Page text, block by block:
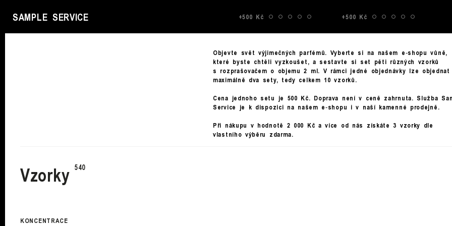
SAMPLE SERVICE +500 Kč +500 Kč
Objevte svět výjimečných parfémů. Vyberte si na našem e‑shopu vůně,
které byste chtěli vyzkoušet, a sestavte si set pěti různých vzorků
s rozprašovačem o objemu 2 ml. V rámci jedné objednávky lze objednat
maximálně dva sety, tedy celkem 10 vzorků.
Cena jednoho setu je 500 Kč. Doprava není v ceně zahrnuta. Služba
Service je k dispozici na našem e‑shopu i v naší kamenné prodejně.
Při nákupu v hodnotě 2 000 Kč a více od nás získáte 3 vzorky dle
vlastního výběru zdarma.
Vzorky
KONCENTRACE